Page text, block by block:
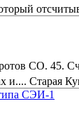
СО. 45.
и.... Старая
СЭИ-1